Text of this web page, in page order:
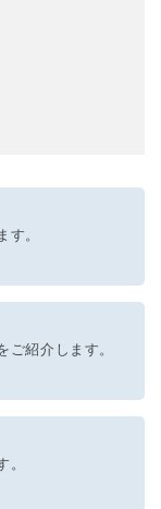
す。
ご紹介します。
。